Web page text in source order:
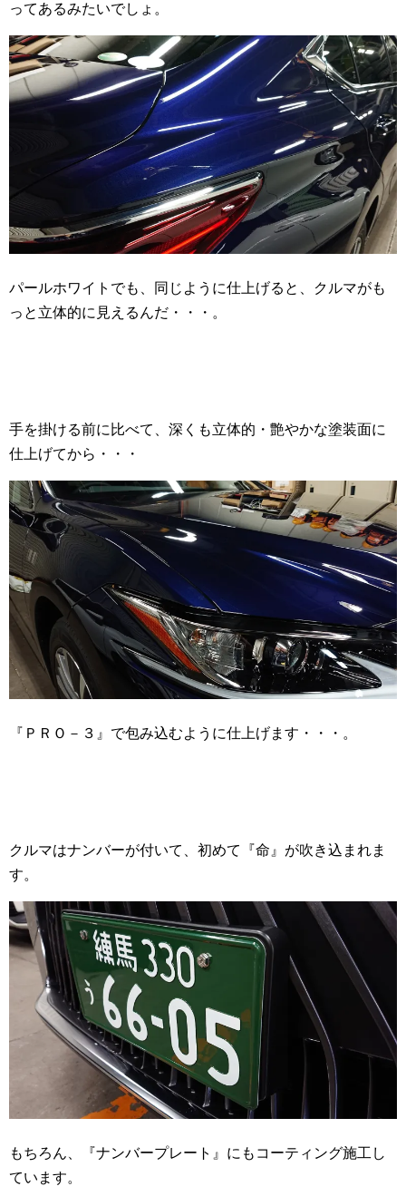
ってあるみたいでしょ。
パールホワイトでも、同じように仕上げると、クルマがも
っと立体的に見えるんだ・・・。
手を掛ける前に比べて、深くも立体的・艶やかな塗装面に
仕上げてから・・・
『ＰＲＯ－３』で包み込むように仕上げます・・・。
クルマはナンバーが付いて、初めて『命』が吹き込まれま
す。
もちろん、『ナンバープレート』にもコーティング施工し
ています。